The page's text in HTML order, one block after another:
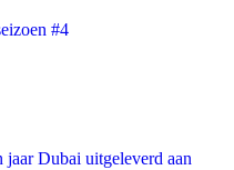
#4
Dubai uitgeleverd aan